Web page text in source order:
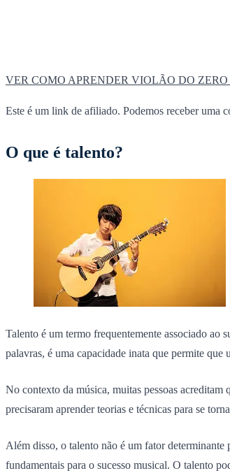
VER COMO APRENDER VIOLÃO DO
Este é um link de afiliado. Podemos receber uma
O que é talento?
Talento é um termo frequentemente associado ao
palavras, é uma capacidade inata que permite
No contexto da música, muitas pessoas
precisaram aprender teorias e técnicas para se
Além disso, o talento não é um fator determinante
fundamentais para o sucesso musical. O talento